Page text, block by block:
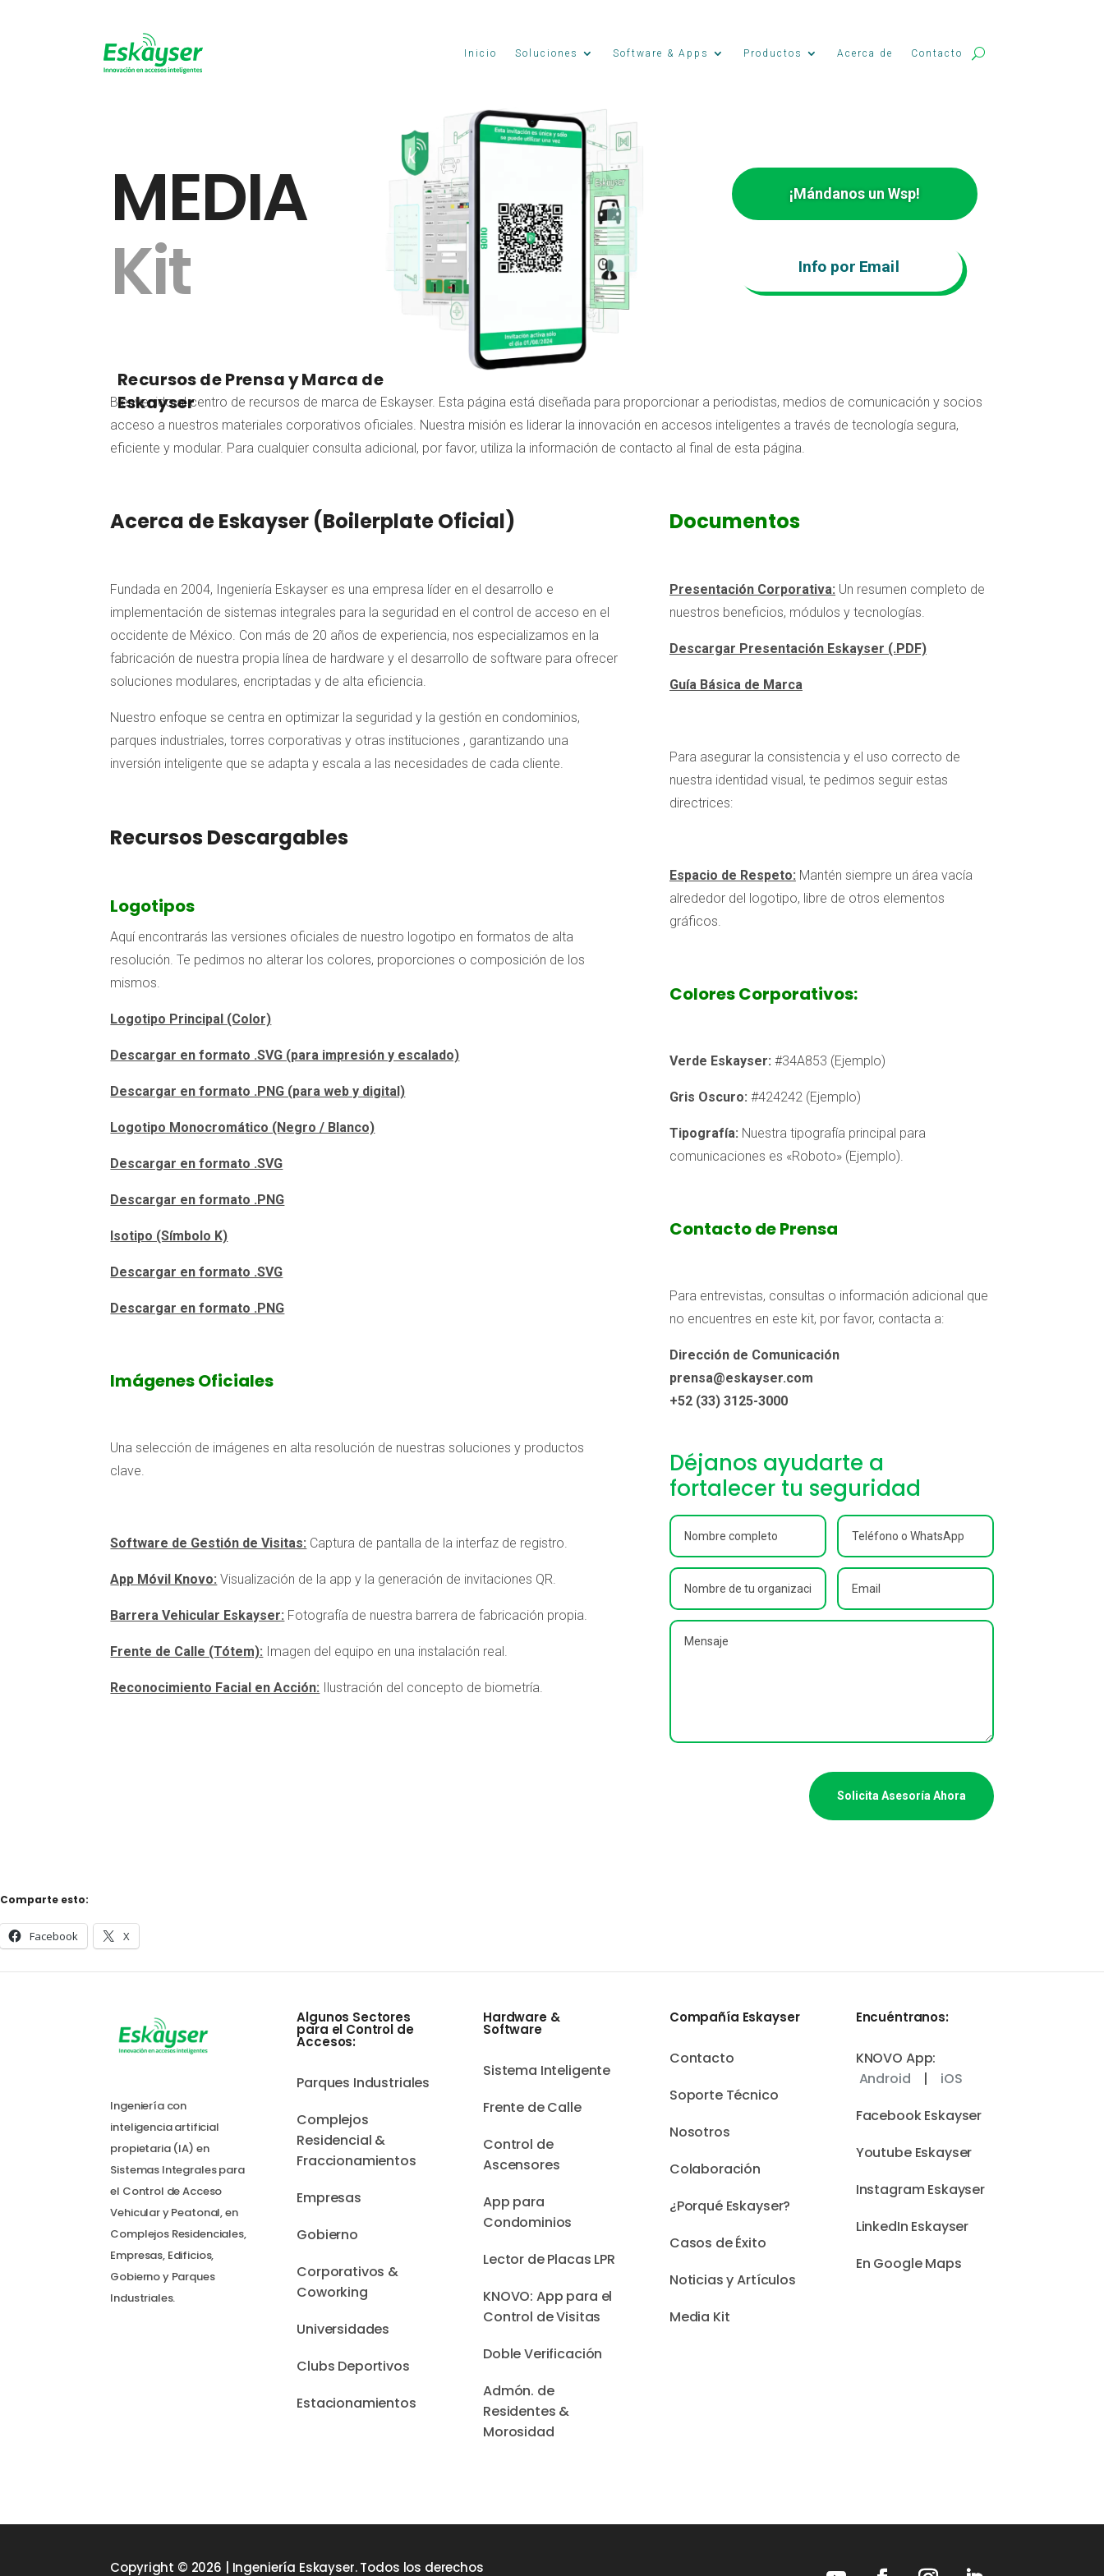
Inicio Soluciones Software & Apps Productos Acerca de Contacto
MEDIA
Kit
Recursos de Prensa y Marca de
Eskayser
¡Mándanos un Wsp!
Info por Email
Bienvenido al centro de recursos de marca de Eskayser. Esta página está diseñada para proporcionar a periodistas, medios de comunicación y socios
acceso a nuestros materiales corporativos oficiales. Nuestra misión es liderar la innovación en accesos inteligentes a través de tecnología segura,
eficiente y modular. Para cualquier consulta adicional, por favor, utiliza la información de contacto al final de esta página.
Acerca de Eskayser (Boilerplate Oficial)
Fundada en 2004, Ingeniería Eskayser es una empresa líder en el desarrollo e
implementación de sistemas integrales para la seguridad en el control de acceso en el
occidente de México. Con más de 20 años de experiencia, nos especializamos en la
fabricación de nuestra propia línea de hardware y el desarrollo de software para ofrecer
soluciones modulares, encriptadas y de alta eficiencia.
Nuestro enfoque se centra en optimizar la seguridad y la gestión en condominios,
parques industriales, torres corporativas y otras instituciones , garantizando una
inversión inteligente que se adapta y escala a las necesidades de cada cliente.
Recursos Descargables
Logotipos
Aquí encontrarás las versiones oficiales de nuestro logotipo en formatos de alta
resolución. Te pedimos no alterar los colores, proporciones o composición de los
mismos.
Logotipo Principal (Color)
Descargar en formato .SVG (para impresión y escalado)
Descargar en formato .PNG (para web y digital)
Logotipo Monocromático (Negro / Blanco)
Descargar en formato .SVG
Descargar en formato .PNG
Isotipo (Símbolo K)
Descargar en formato .SVG
Descargar en formato .PNG
Imágenes Oficiales
Una selección de imágenes en alta resolución de nuestras soluciones y productos
clave.
Software de Gestión de Visitas: Captura de pantalla de la interfaz de registro.
App Móvil Knovo: Visualización de la app y la generación de invitaciones QR.
Barrera Vehicular Eskayser: Fotografía de nuestra barrera de fabricación propia.
Frente de Calle (Tótem): Imagen del equipo en una instalación real.
Reconocimiento Facial en Acción: Ilustración del concepto de biometría.
Documentos
Presentación Corporativa: Un resumen completo de
nuestros beneficios, módulos y tecnologías.
Descargar Presentación Eskayser (.PDF)
Guía Básica de Marca
Para asegurar la consistencia y el uso correcto de
nuestra identidad visual, te pedimos seguir estas
directrices:
Espacio de Respeto: Mantén siempre un área vacía
alrededor del logotipo, libre de otros elementos
gráficos.
Colores Corporativos:
Verde Eskayser: #34A853 (Ejemplo)
Gris Oscuro: #424242 (Ejemplo)
Tipografía: Nuestra tipografía principal para
comunicaciones es «Roboto» (Ejemplo).
Contacto de Prensa
Para entrevistas, consultas o información adicional que
no encuentres en este kit, por favor, contacta a:
Dirección de Comunicación
prensa@eskayser.com
+52 (33) 3125-3000
Déjanos ayudarte a
fortalecer tu seguridad
Solicita Asesoría Ahora
Comparte esto:
Facebook X
Ingeniería con
inteligencia artificial
propietaria (IA) en
Sistemas Integrales para
el Control de Acceso
Vehicular y Peatonal, en
Complejos Residenciales,
Empresas, Edificios,
Gobierno y Parques
Industriales.
Algunos Sectores
para el Control de
Accesos:
Parques Industriales
Complejos
Residencial &
Fraccionamientos
Empresas
Gobierno
Corporativos &
Coworking
Universidades
Clubs Deportivos
Estacionamientos
Hardware &
Software
Sistema Inteligente
Frente de Calle
Control de
Ascensores
App para
Condominios
Lector de Placas LPR
KNOVO: App para el
Control de Visitas
Doble Verificación
Admón. de
Residentes &
Morosidad
Compañía Eskayser
Contacto
Soporte Técnico
Nosotros
Colaboración
¿Porqué Eskayser?
Casos de Éxito
Noticias y Artículos
Media Kit
Encuéntranos:
KNOVO App:
Android | iOS
Facebook Eskayser
Youtube Eskayser
Instagram Eskayser
LinkedIn Eskayser
En Google Maps
Copyright © 2026 | Ingeniería Eskayser. Todos los derechos